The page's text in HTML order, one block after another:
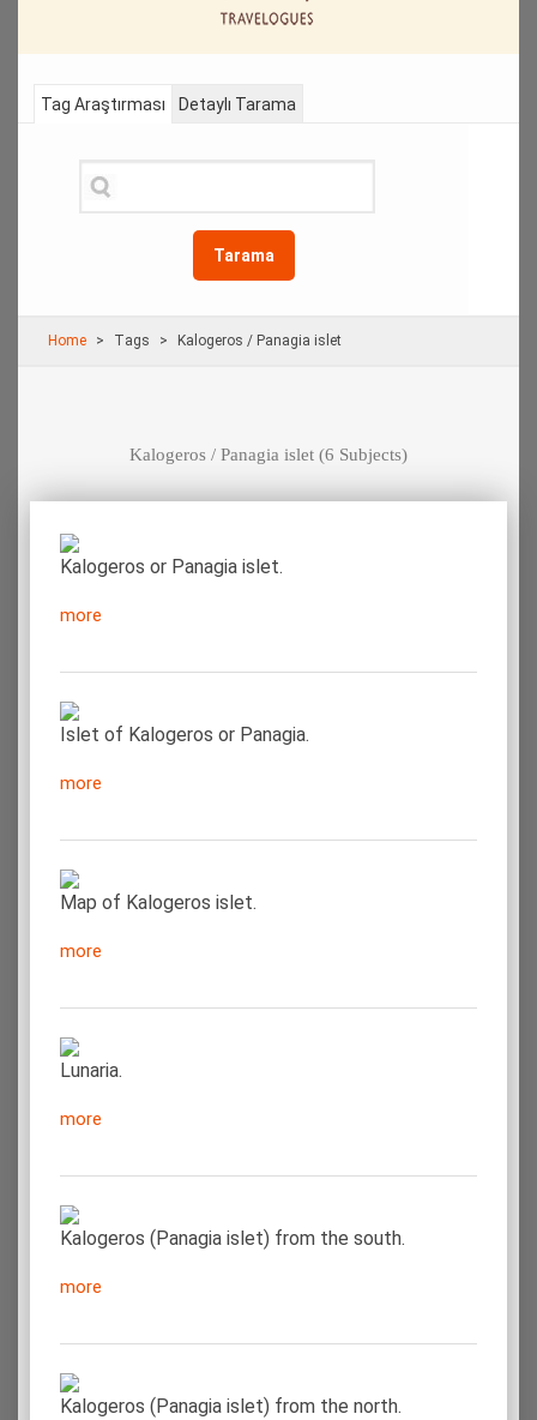
Tag Araştırması
Tarama
Detaylı Tarama
Home Τags Kalogeros / Panagia islet
Kalogeros / Panagia islet (6 Subjects)
Kalogeros or Panagia islet.
more
Islet of Kalogeros or Panagia.
more
Map of Kalogeros islet.
more
Lunaria.
more
Kalogeros (Panagia islet) from the south.
more
Kalogeros (Panagia islet) from the north.